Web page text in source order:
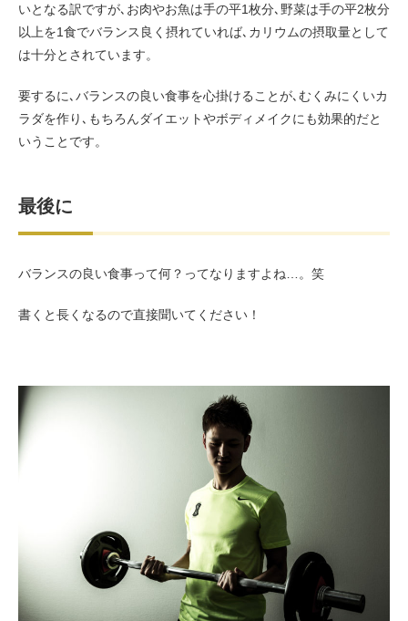
いとなる訳ですが､お肉やお魚は手の平1枚分､野菜は手の平2枚分
以上を1食でバランス良く摂れていれば､カリウムの摂取量として
は十分とされています。
要するに､バランスの良い食事を心掛けることが､むくみにくいカ
ラダを作り､もちろんダイエットやボディメイクにも効果的だと
いうことです。
最後に
バランスの良い食事って何？ってなりますよね…。笑
書くと長くなるので直接聞いてください！